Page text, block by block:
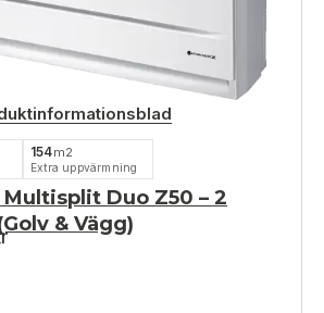
154m2
Extra uppvärmning
Duo Z50 – 2
& Vägg)